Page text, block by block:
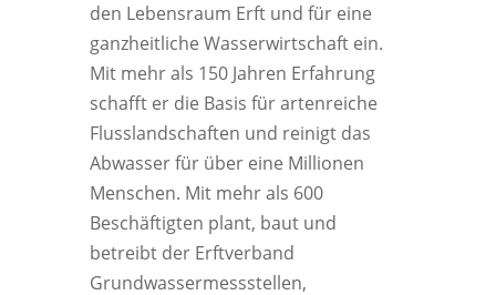
den Lebensraum Erft und für eine
ganzheitliche Wasserwirtschaft ein.
Mit mehr als 150 Jahren Erfahrung
schafft er die Basis für artenreiche
Flusslandschaften und reinigt das
Abwasser für über eine Millionen
Menschen. Mit mehr als 600
Beschäftigten plant, baut und
betreibt der Erftverband
Grundwassermessstellen,